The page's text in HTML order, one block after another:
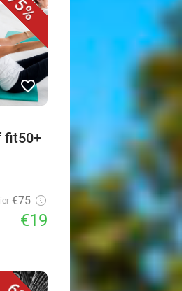
favorite_border
fit50+
€75
€19